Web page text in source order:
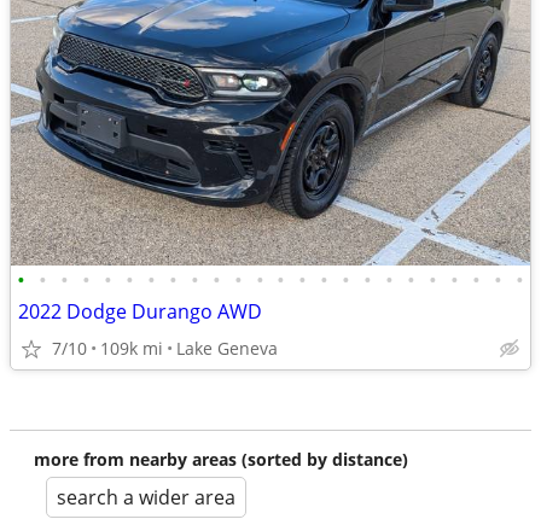
• • • • • • • • • • • • • • • • • • • • • • • •
2022 Dodge Durango AWD
7/10 109k mi Lake Geneva
more from nearby areas (sorted by distance)
search a wider area